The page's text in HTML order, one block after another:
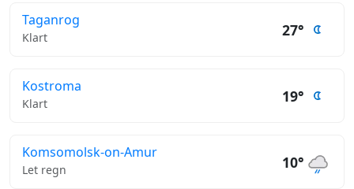
Taganrog
Klart 27°
Kostroma
Klart 19°
Komsomolsk-on-Amur
Let regn 10°